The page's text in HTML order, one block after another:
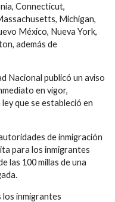
Connecticut,
Michigan,
México, Nueva York,
además de
Nacional publicó un aviso
en vigor,
que se estableció en
de inmigración
para los inmigrantes
las 100 millas de una
los inmigrantes